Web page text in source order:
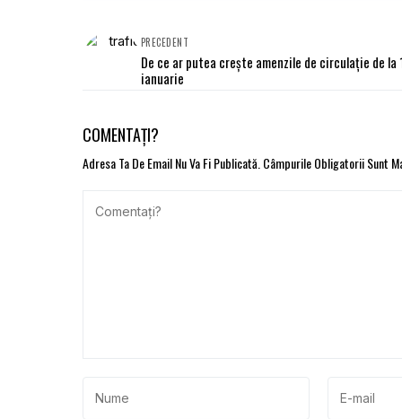
PRECEDENT
De ce ar putea creşte amenzile de circulaţie de la
ianuarie
COMENTAȚI?
Adresa Ta De Email Nu Va Fi Publicată. Câmpurile Obligatorii Sunt